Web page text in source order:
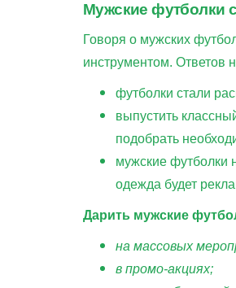
Мужские футболки
Говоря о мужских
инструментом. Ответов
футболки стали
выпустить
подобрать
мужские футболки
одежда будет
Дарить мужские
на массовых
в промо-акциях;